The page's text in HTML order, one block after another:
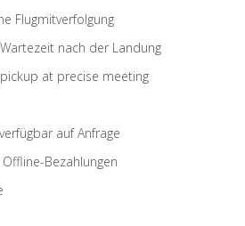
Flugmitverfolgung
nach der Landung
at precise meeting
auf Anfrage
Bezahlungen